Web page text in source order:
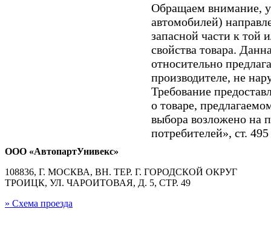
Обращаем внимание,
автомобилей)
запасной части к той
свойства товара.
относительно
производителе, не
Требование
о товаре,
выбора возложено на
потребителей», ст.
ООО «АвтопартУнивекс»
108836, Г. МОСКВА, ВН. ТЕР. Г. ГОРОДСКОЙ ОКРУГ
ТРОИЦК, УЛ. ЧАРОИТОВАЯ, Д. 5, СТР. 49
» Схема проезда